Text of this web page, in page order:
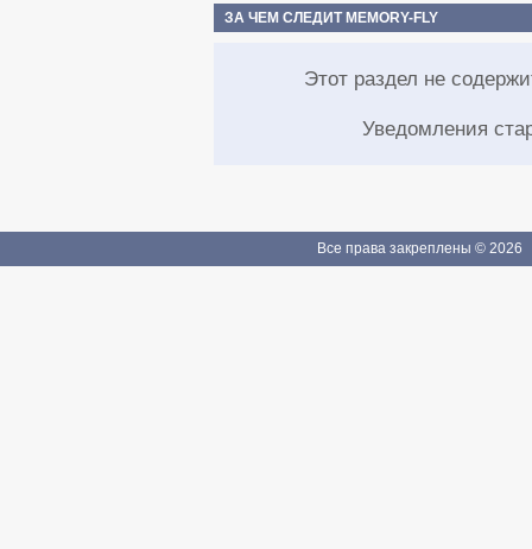
ЗА ЧЕМ СЛЕДИТ MEMORY-FLY
Этот раздел не
Уведомления
Все права закреплены © 2026